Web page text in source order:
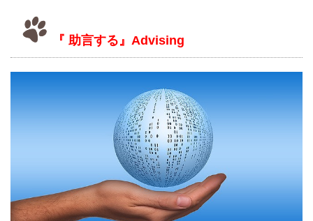
『 助言する』Advising